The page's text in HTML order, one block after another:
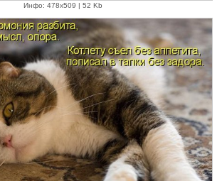
Инфо: 478х509 | 52 Kb